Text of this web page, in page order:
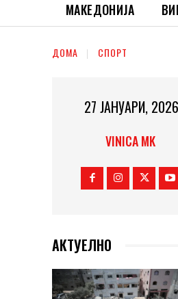
МАКЕДОНИЈА
ДОМА СПОРТ
27 ЈАНУАРИ, 2026
VINICA MK
АКТУЕЛНО